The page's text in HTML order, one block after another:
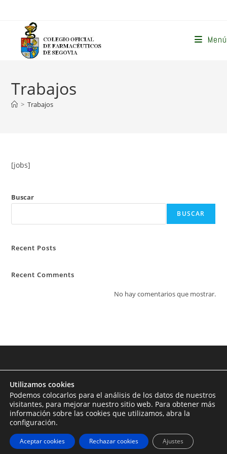
contenido
Menú
Trabajos
> Trabajos
[jobs]
Buscar
BUSCAR
Recent Posts
Recent Comments
No hay comentarios que mostrar.
Copyright - WordPress Theme by OceanWP
Utilizamos cookies
Podemos colocarlos para el análisis de los datos de nuestros
visitantes, para mejorar nuestro sitio web. Para obtener más
información sobre las cookies que utilizamos, abra la
configuración.
Aceptar cookies Rechazar cookies Ajustes